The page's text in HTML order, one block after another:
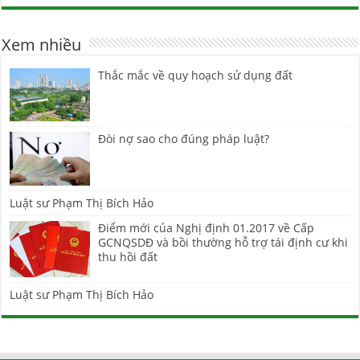
Xem nhiều
Thắc mắc về quy hoạch sử dụng đất
Đòi nợ sao cho đúng pháp luật?
Luật sư Phạm Thị Bích Hảo
Điểm mới của Nghị định 01.2017 về Cấp
GCNQSDĐ và bồi thường hỗ trợ tái định cư khi
thu hồi đất
Luật sư Phạm Thị Bích Hảo